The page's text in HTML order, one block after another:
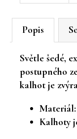
Popis
Světle šedé,
postupného
kalhot je
Materiál:
Kalhoty